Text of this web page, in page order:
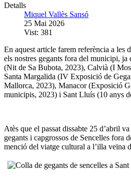
Detalls
Miquel Vallès Sansó
25 Mai 2026
Vist: 381
En aquest article farem referència a les
els nostres gegants fora del municipi, ja
(Nit de Sa Bubota, 2023), Calvià (I
Santa Margalida (IV Exposició de
Mallorca, 2023), Manacor (Exposició
municipis, 2023) i Sant Lluís (10 anys
Atès que el passat dissabte 25 d’abril
gegants i capgrossos de Sencelles fora
menció del viatge cultural a l’illa veïna